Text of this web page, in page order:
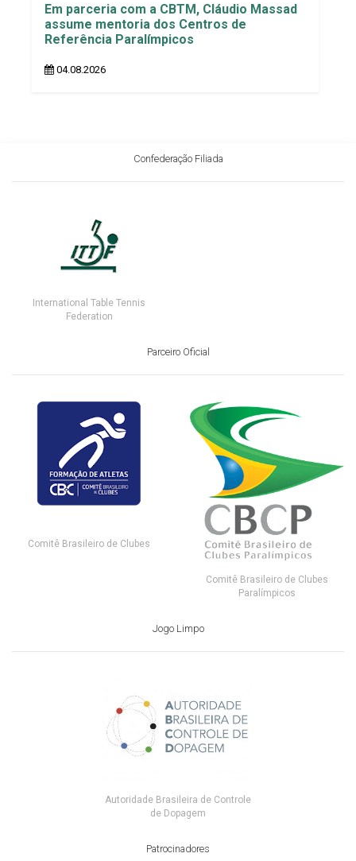
Em parceria com a CBTM, Cláudio Massad
assume mentoria dos Centros de
Referência Paralímpicos
04.08.2026
Confederação Filiada
International Table Tennis
Federation
Parceiro Oficial
Comitê Brasileiro de Clubes
Comitê Brasileiro de Clubes
Paralímpicos
Jogo Limpo
Autoridade Brasileira de Controle
de Dopagem
Patrocinadores